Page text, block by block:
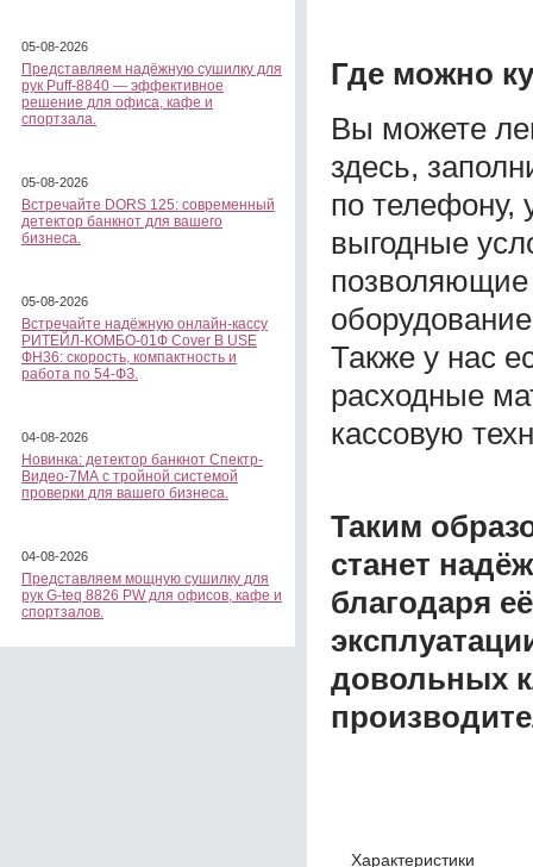
05-08-2026
Представляем надёжную сушилку для
рук Puff-8840 — эффективное
решение для офиса, кафе и
спортзала.
05-08-2026
Встречайте DORS 125: современный
детектор банкнот для вашего
бизнеса.
05-08-2026
Встречайте надёжную онлайн-кассу
РИТЕЙЛ-КОМБО-01Ф Cover B USE
ФН36: скорость, компактность и
работа по 54-ФЗ.
04-08-2026
Новинка: детектор банкнот Спектр-
Видео-7МА с тройной системой
проверки для вашего бизнеса.
04-08-2026
Представляем мощную сушилку для
рук G-teq 8826 PW для офисов, кафе и
спортзалов.
Где можно
Вы можете
здесь,
по телефону,
выгодные
позволяющие
Также у нас
расходные
кассовую
Таким
станет
благодаря
довольных
Характеристики